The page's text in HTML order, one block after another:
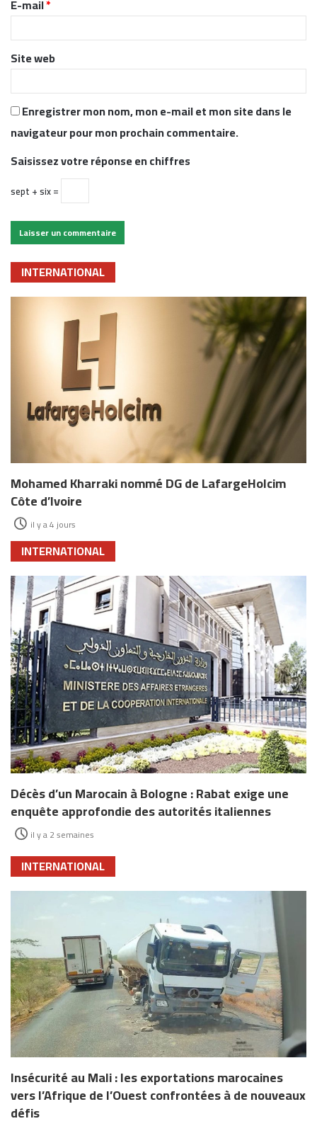
e
*
E-mail*
Site web
Enregistrer mon nom, mon e-mail et mon site dans le
navigateur pour mon prochain commentaire.
Saisissez votre réponse en chiffres
sept + six =
INTERNATIONAL
Mohamed Kharraki nommé DG de LafargeHolcim
Côte d’Ivoire
il y a 4 jours
INTERNATIONAL
Décès d’un Marocain à Bologne : Rabat exige une
enquête approfondie des autorités italiennes
il y a 2 semaines
INTERNATIONAL
Insécurité au Mali : les exportations marocaines
vers l’Afrique de l’Ouest confrontées à de nouveaux
défis